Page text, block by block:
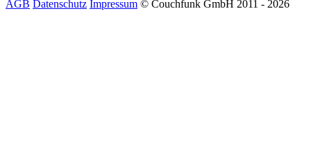
AGB Datenschutz Impressum © Couchfunk GmbH 2011 - 2026